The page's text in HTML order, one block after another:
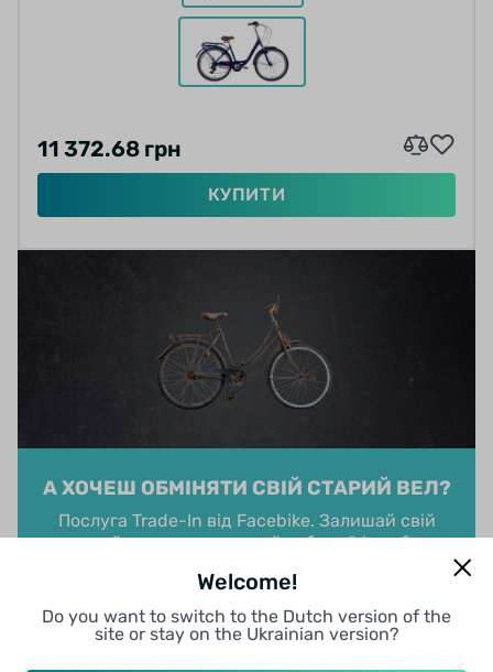
11 372.68 грн
КУПИТИ
А ХОЧЕШ ОБМІНЯТИ СВІЙ СТАРИЙ ВЕЛ?
Послуга Trade-In від Facebike. Залишай свій
старий вел у нас, а новий забирай із собою
ОБМІНЯТИ СВІЙ ВЕЛ
Welcome!
Do you want to switch to the Dutch version of the
site or stay on the Ukrainian version?